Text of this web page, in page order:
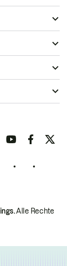
Alle Rechte